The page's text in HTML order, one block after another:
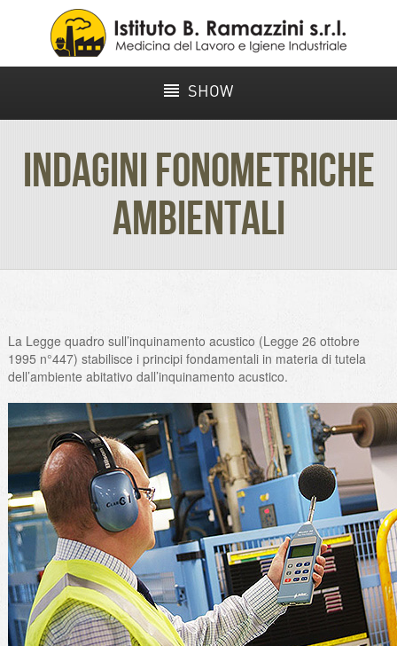
SHOW
INDAGINI FONOMETRICHE
AMBIENTALI
La Legge quadro sull’inquinamento acustico (Legge 26 ottobre
1995 n°447) stabilisce i principi fondamentali in materia di tutela
dell’ambiente abitativo dall’inquinamento acustico.